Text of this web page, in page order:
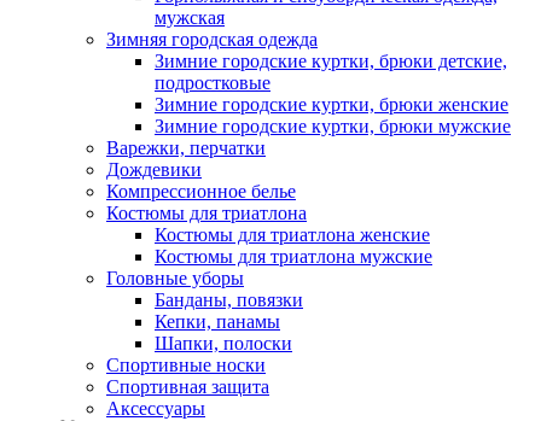
мужская
Зимняя городская одежда
Зимние городские куртки, брюки детские,
подростковые
Зимние городские куртки, брюки женские
Зимние городские куртки, брюки мужские
Варежки, перчатки
Дождевики
Компрессионное белье
Костюмы для триатлона
Костюмы для триатлона женские
Костюмы для триатлона мужские
Головные уборы
Банданы, повязки
Кепки, панамы
Шапки, полоски
Спортивные носки
Спортивная защита
Аксессуары